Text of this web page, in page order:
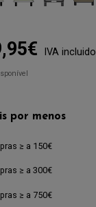
IVA incluido
por menos
≥ a 150€
≥ a 300€
≥ a 750€